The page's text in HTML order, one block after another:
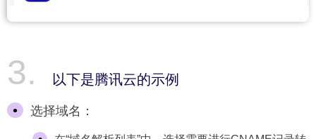
以下是腾讯云的示例
选择域名：